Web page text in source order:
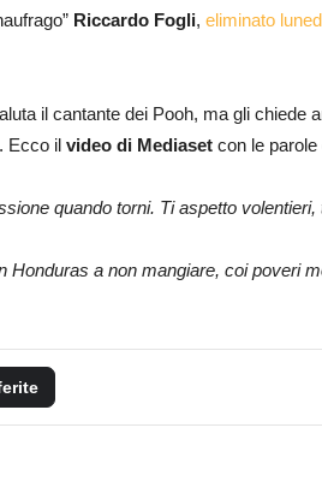
Riccardo Fogli, eliminato
il cantante dei Pooh, ma gli chiede
Ecco il video di Mediaset con le
quando torni. Ti aspetto volentieri,
Honduras a non mangiare, coi poveri